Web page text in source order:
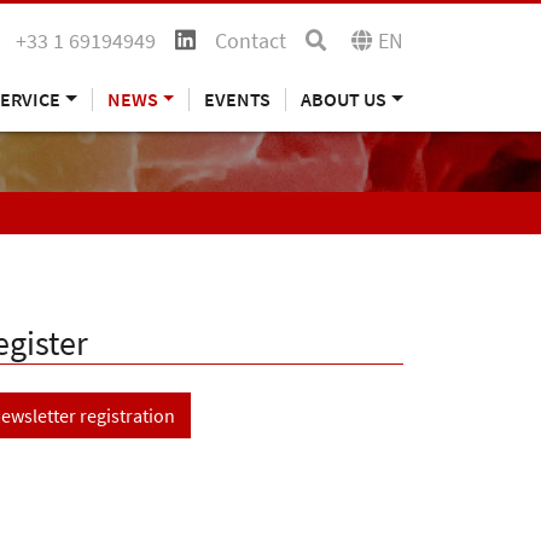
+33 1 69194949 Contact EN
NEWS EVENTS ABOUT US
registration